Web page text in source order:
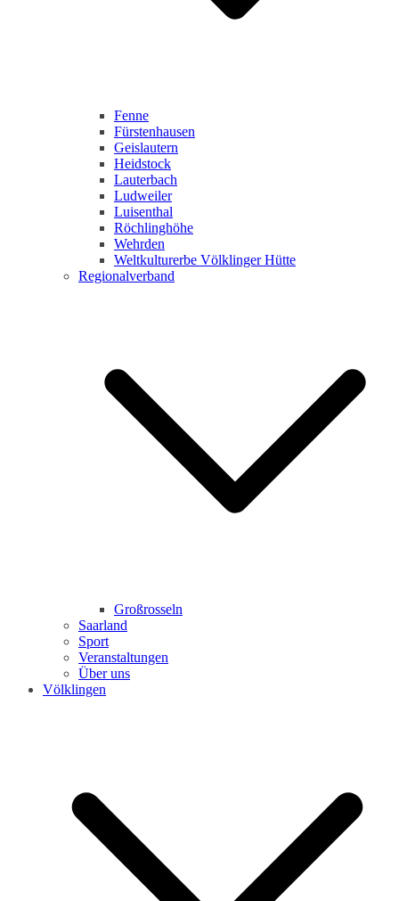
Fenne
Fürstenhausen
Geislautern
Heidstock
Lauterbach
Ludweiler
Luisenthal
Röchlinghöhe
Wehrden
Weltkulturerbe Völklinger Hütte
Regionalverband
Großrosseln
Saarland
Sport
Veranstaltungen
Über uns
Völklingen